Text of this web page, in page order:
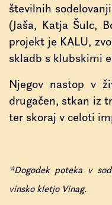
številnih
(Jaša, Katja Šulc,
projekt je KALU,
skladb s klubskimi
Njegov nastop v
drugačen, stkan iz
ter skoraj v celoti
*Dogodek poteka v
vinsko kletjo Vinag.